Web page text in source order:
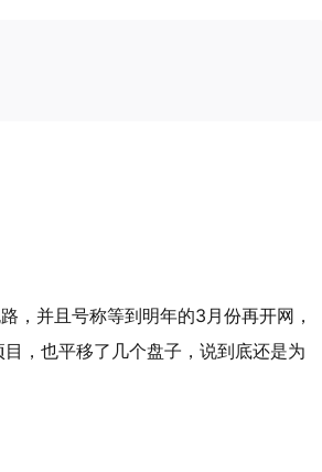
，并且号称等到明年的3月份再开网，
，也平移了几个盘子，说到底还是为